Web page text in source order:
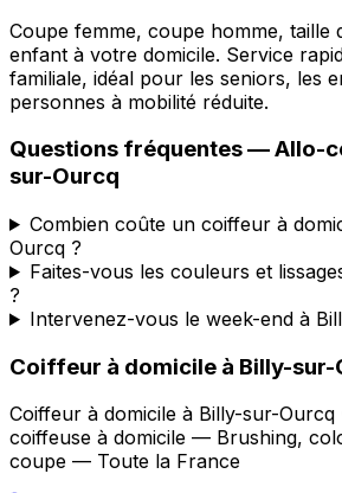
Coupe femme, coupe homme, taille
enfant à votre domicile. Service
familiale, idéal pour les seniors, les
personnes à mobilité réduite.
Questions fréquentes —Allo-
sur-Ourcq
Combien coûte un coiffeur à
Ourcq ?
Faites-vous les couleurs et
?
Intervenez-vous le week-end à
Coiffeur à domicile à Billy-sur-
Coiffeur à domicile à Billy-sur-Ourcq
coiffeuse à domicile — Brushing,
coupe — Toute la France